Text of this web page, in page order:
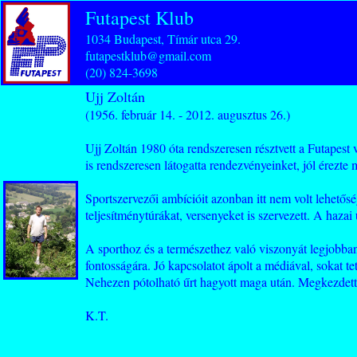
Futapest Klub
1034 Budapest, Tímár utca 29.
futapestklub@gmail.com
(20) 824-3698
Ujj Zoltán
(1956. február 14. - 2012. augusztus 26.)
Ujj Zoltán 1980 óta rendszeresen résztvett a
is rendszeresen látogatta rendezvényeinket, jól érezte
Sportszervezői ambícióit azonban itt nem volt
teljesítménytúrákat, versenyeket is szervezett. A
A sporthoz és a természethez való viszonyát
fontosságára. Jó kapcsolatot ápolt a médiával, sokat
Nehezen pótolható űrt hagyott maga után.
K.T.